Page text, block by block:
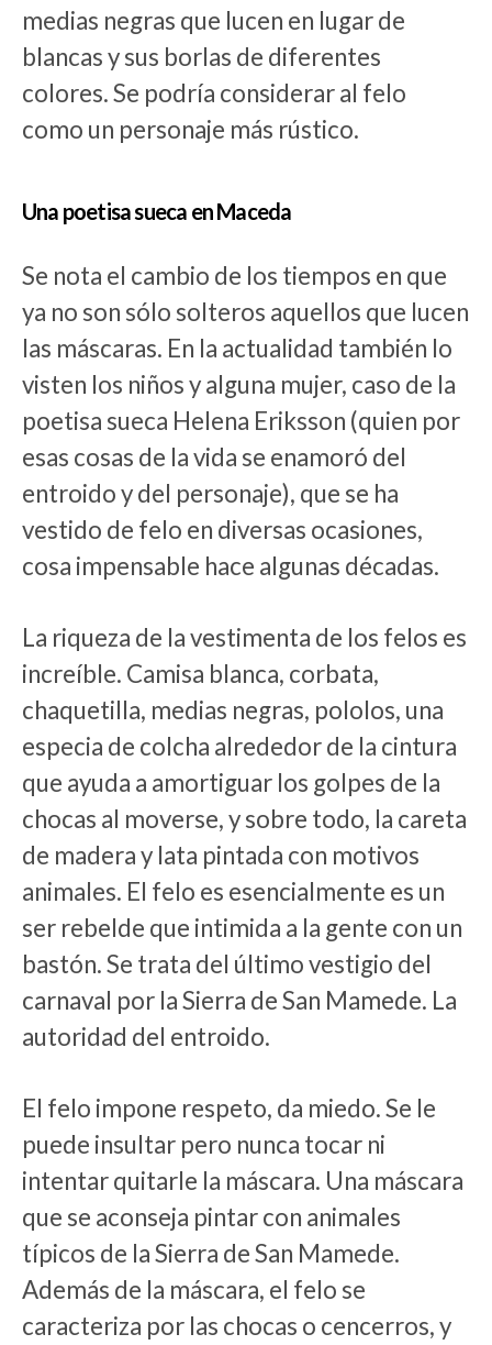
medias negras que lucen en lugar de
blancas y sus borlas de diferentes
colores. Se podría considerar al felo
como un personaje más rústico.
Una poetisa sueca en Maceda
Se nota el cambio de los tiempos en que
ya no son sólo solteros aquellos que lucen
las máscaras. En la actualidad también lo
visten los niños y alguna mujer, caso de la
poetisa sueca Helena Eriksson (quien por
esas cosas de la vida se enamoró del
entroido y del personaje), que se ha
vestido de felo en diversas ocasiones,
cosa impensable hace algunas décadas.
La riqueza de la vestimenta de los felos es
increíble. Camisa blanca, corbata,
chaquetilla, medias negras, pololos, una
especia de colcha alrededor de la cintura
que ayuda a amortiguar los golpes de la
chocas al moverse, y sobre todo, la careta
de madera y lata pintada con motivos
animales. El felo es esencialmente es un
ser rebelde que intimida a la gente con un
bastón. Se trata del último vestigio del
carnaval por la Sierra de San Mamede. La
autoridad del entroido.
El felo impone respeto, da miedo. Se le
puede insultar pero nunca tocar ni
intentar quitarle la máscara. Una máscara
que se aconseja pintar con animales
típicos de la Sierra de San Mamede.
Además de la máscara, el felo se
caracteriza por las chocas o cencerros, y